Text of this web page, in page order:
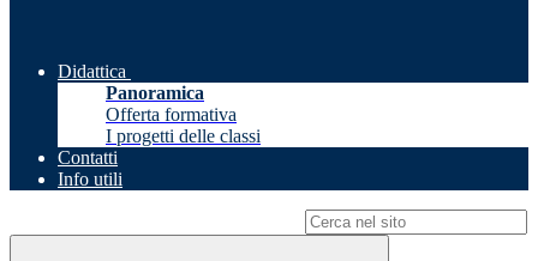
Didattica
Panoramica
Offerta formativa
I progetti delle classi
Contatti
Info utili